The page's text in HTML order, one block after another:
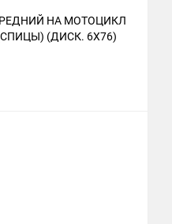
НА МОТОЦИКЛ
(СПИЦЫ) (ДИСК. 6X76)